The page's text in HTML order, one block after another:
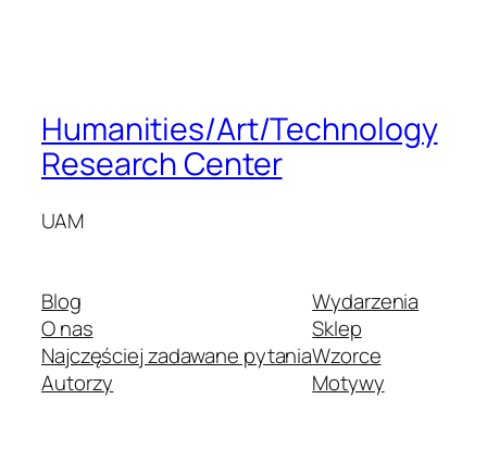
Humanities/Art/Technology
Research Center
UAM
Blog
O nas
Najczęściej zadawane pytania
Autorzy
Wydarzenia
Sklep
Wzorce
Motywy